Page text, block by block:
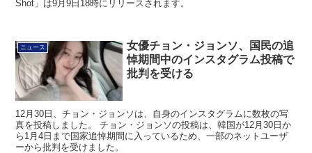
Shot」は9月9日18時にリリースされます。
ニュース
女優チョン・ジョンソ、国民の追
悼期間中のインスタグラム投稿で
批判を受ける
12月30日、チョン・ジョンソは、自身のインスタグラムに数枚の写
真を投稿しました。 チョン・ジョンソの投稿は、韓国が12月30日か
ら1月4日まで国家追悼期間に入っているため、一部のネットユーザ
ーから批判を受けました。